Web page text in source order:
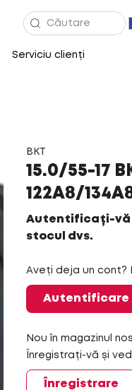
Serviciu clienți
BKT
15.0/55-17
122A8/
Autentificați-vă
stocul dvs.
Aveți deja un cont?
Autentificare
Nou în magazinul
Înregistrați-vă și
Înregistrare